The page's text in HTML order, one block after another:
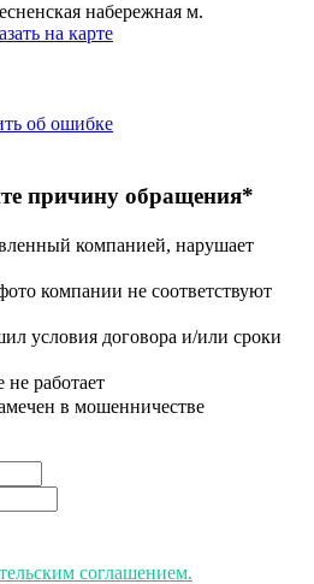
набережная м.
на карте
об ошибке
причину обращения*
компанией, нарушает
компании не соответствуют
условия договора и/или сроки
работает
в мошенничестве
соглашением.